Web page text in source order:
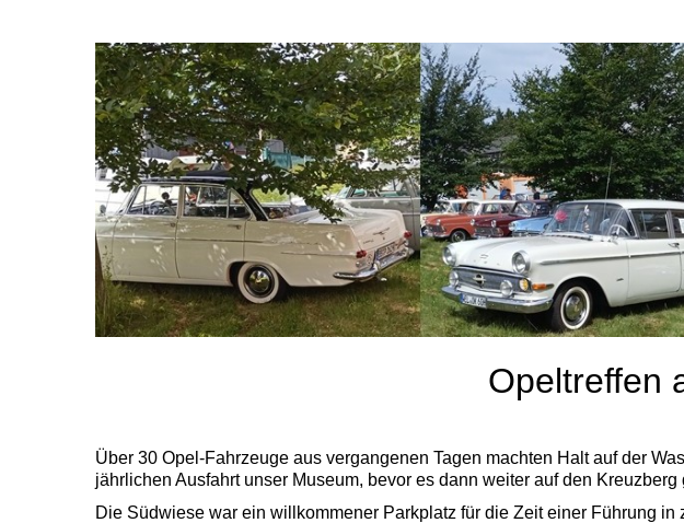
Opeltreffen
Über 30 Opel-Fahrzeuge aus vergangenen Tagen machten Halt auf der
jährlichen Ausfahrt unser Museum, bevor es dann weiter auf den Kreuzberg
Die Südwiese war ein willkommener Parkplatz für die Zeit einer Führung